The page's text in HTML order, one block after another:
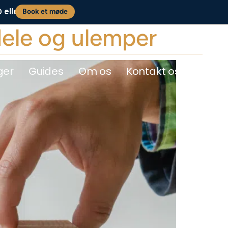
eller Book et møde
Guides Om os Kontakt os
og ulemper